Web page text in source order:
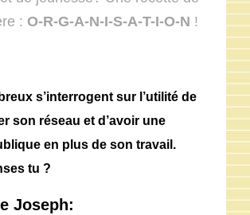
: O-R-G-A-N-I-S-A-T-I-O-N !
s’interrogent sur l’utilité de
son réseau et d’avoir une
en plus de son travail.
tu ?
Joseph: